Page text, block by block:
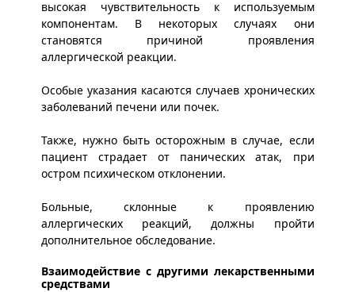
высокая чувствительность к используемым
компонентам. В некоторых случаях они
становятся причиной проявления
аллергической реакции.
Особые указания касаются случаев хронических
заболеваний печени или почек.
Также, нужно быть осторожным в случае, если
пациент страдает от панических атак, при
остром психическом отклонении.
Больные, склонные к проявлению
аллергических реакций, должны пройти
дополнительное обследование.
Взаимодействие с другими лекарственными
средствами